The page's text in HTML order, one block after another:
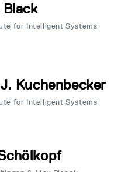
for Intelligent Systems
Kuchenbecker
for Intelligent Systems